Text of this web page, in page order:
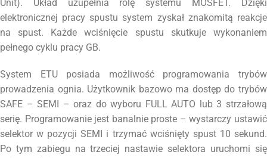
Unit). Układ uzupełnia rolę systemu MOSFET. Dzięki
elektronicznej pracy spustu system zyskał znakomitą reakcje
na spust. Każde wciśnięcie spustu skutkuje wykonaniem
pełnego cyklu pracy GB.
System ETU posiada możliwość programowania trybów
prowadzenia ognia. Użytkownik bazowo ma dostęp do trybów
SAFE – SEMI – oraz do wyboru FULL AUTO lub 3 strzałową
serię. Programowanie jest banalnie proste – wystarczy ustawić
selektor w pozycji SEMI i trzymać wciśnięty spust 10 sekund.
Po tym zabiegu na trzeciej nastawie selektora uruchomi się